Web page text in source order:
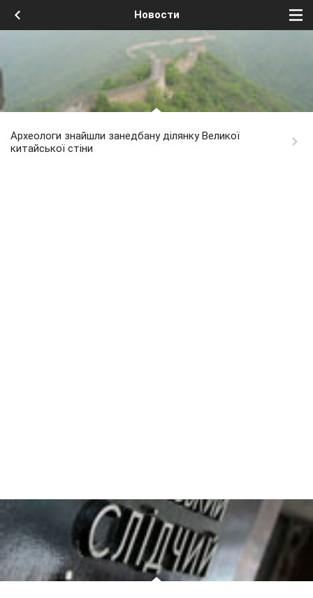
Новости
Археологи знайшли занедбану ділянку Великої
китайської стіни